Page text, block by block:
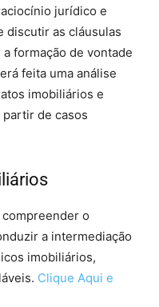
jurídico e
discutir as cláusulas
formação de vontade
feita uma análise
imobiliários e
de casos
o
a intermediação
imobiliários,
Clique Aqui e